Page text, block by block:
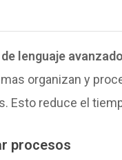
lenguaje
organizan y
Esto reduce el
procesos